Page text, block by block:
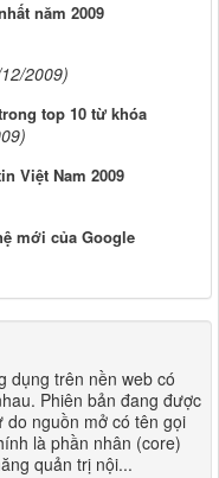
năm 2009
2009)
top 10 từ khóa
Việt Nam 2009
mới của Google
dụng trên nền web có
Phiên bản đang được
nguồn mở có tên gọi
là phần nhân (core)
quản trị nội...